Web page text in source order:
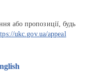
або пропозиції, будь
ukc.gov.ua/appeal